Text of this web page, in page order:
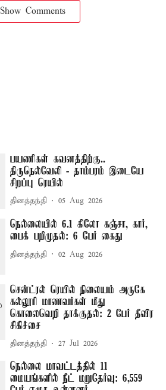
Show Comments
பயணிகள் கவனத்திற்கு..
திருநெல்வேலி - தாம்பரம் இடையே
சிறப்பு ரெயில்
தினத்தந்தி 05 Aug 2026
நெல்லையில் 6.1 கிலோ கஞ்சா, கார்,
பைக் பறிமுதல்: 6 பேர் கைது
தினத்தந்தி 02 Aug 2026
சென்ட்ரல் ரெயில் நிலையம் அருகே
கல்லூரி மாணவர்கள் மீது
கொலைவெறி தாக்குதல்: 2 பேர் தீவிர
சிகிச்சை
தினத்தந்தி 27 Jul 2026
நெல்லை மாவட்டத்தில் 11
மையங்களில் நீட் மறுதேர்வு: 6,559